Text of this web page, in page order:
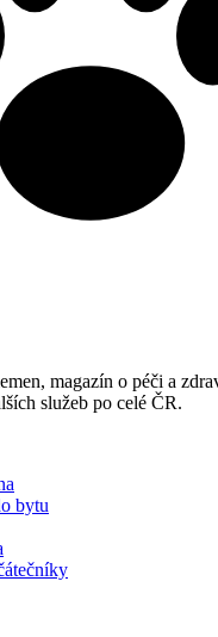
magazín o péči a
služeb po celé ČR.
bytu